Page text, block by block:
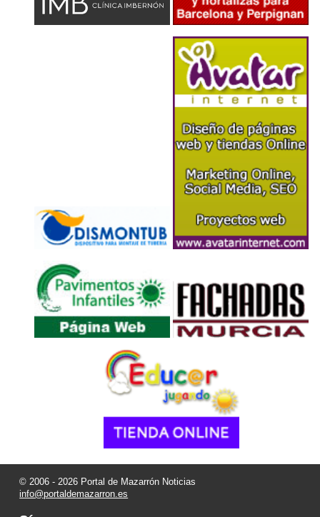
© 2006 - 2026 Portal de Mazarrón Noticias
info@portaldemazarron.es